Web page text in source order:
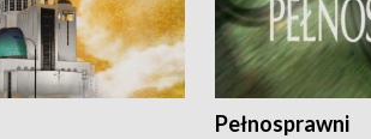
Pełnosprawni